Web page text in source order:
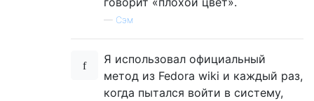
— Сэм
Я использовал официальный
метод из Fedora wiki и каждый раз,
когда пытался войти в систему,